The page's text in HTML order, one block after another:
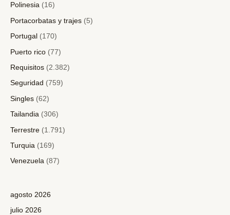
Polinesia (16)
Portacorbatas y trajes (5)
Portugal (170)
Puerto rico (77)
Requisitos (2.382)
Seguridad (759)
Singles (62)
Tailandia (306)
Terrestre (1.791)
Turquia (169)
Venezuela (87)
agosto 2026
julio 2026